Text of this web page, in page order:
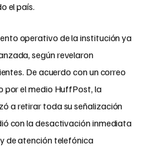
el país.
operativo de la institución ya
según revelaron
De acuerdo con un correo
por el medio HuffPost, la
a retirar toda su señalización
con la desactivación inmediata
de atención telefónica